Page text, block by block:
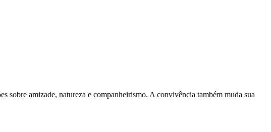
amizade, natureza e companheirismo. A convivência também muda sua